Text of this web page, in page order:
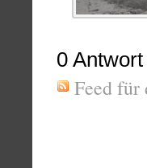
0 Antwort
Feed für